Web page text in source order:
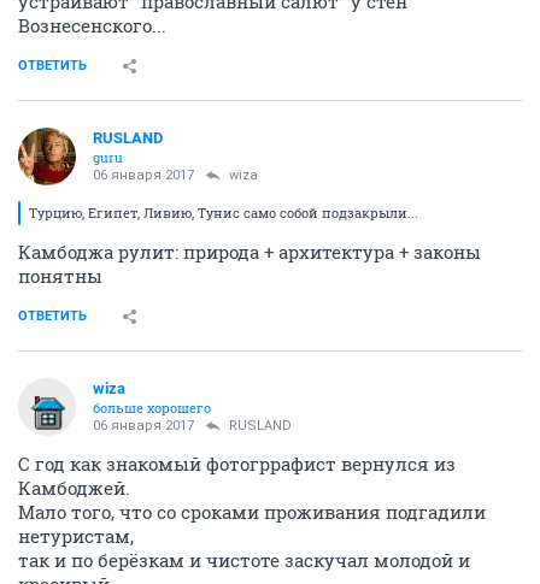
Вознесенского...
ОТВЕТИТЬ
RUSLAND
guru
06 января 2017 wiza
Турцию, Египет, Ливию, Тунис само собой подзакрыли...
Камбоджа рулит: природа + архитектура + законы
понятны
ОТВЕТИТЬ
wiza
больше хорошего
06 января 2017 RUSLAND
С год как знакомый фотогррафист вернулся из
Камбоджей.
Мало того, что со сроками проживания подгадили
нетуристам,
так и по берёзкам и чистоте заскучал молодой и